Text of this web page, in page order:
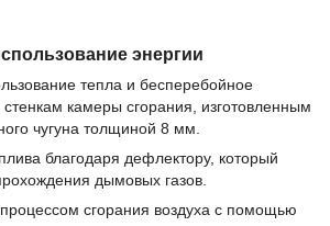
энергии
тепла и бесперебойное
стенкам камеры сгорания, изготовленным
чугуна толщиной 8 мм.
благодаря дефлектору, который
дымовых газов.
сгорания воздуха с помощью